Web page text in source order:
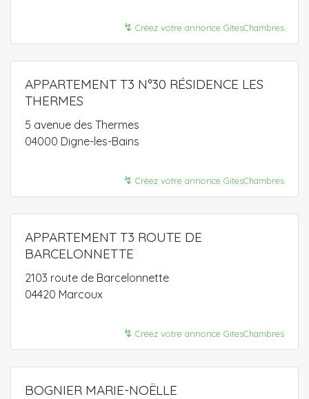
↯ Créez votre annonce GitesChambres
APPARTEMENT T3 N°30 RÉSIDENCE LES
THERMES
5 avenue des Thermes
04000 Digne-les-Bains
↯ Créez votre annonce GitesChambres
APPARTEMENT T3 ROUTE DE
BARCELONNETTE
2103 route de Barcelonnette
04420 Marcoux
↯ Créez votre annonce GitesChambres
BOGNIER MARIE-NOËLLE